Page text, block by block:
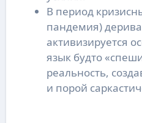
В период
пандемия)
активизируется
язык будто
реальность,
и порой